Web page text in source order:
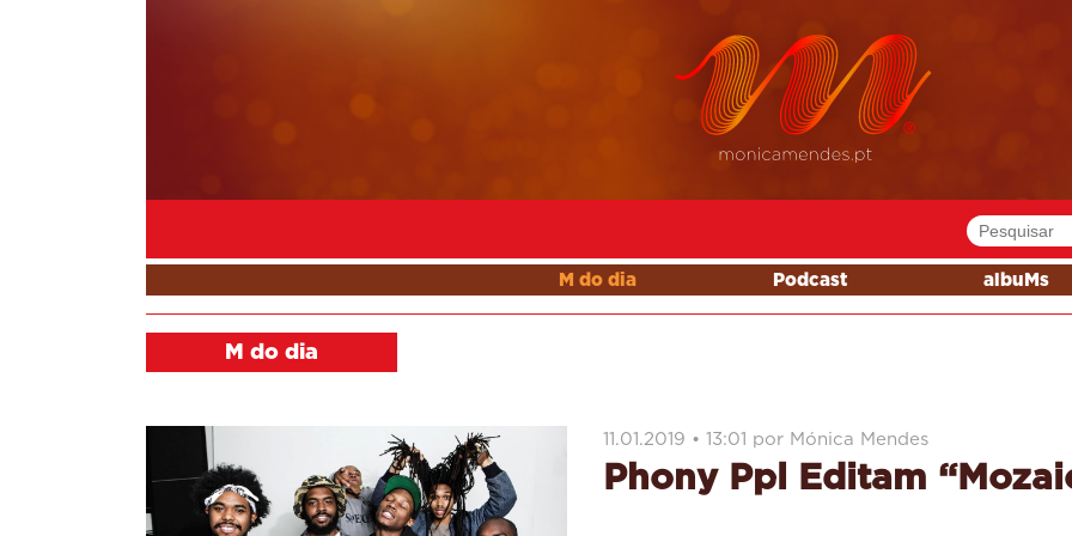
M do dia Podcast albuMs
M do dia
11.01.2019 • 13:01 por Mónica Mendes
Phony Ppl Editam